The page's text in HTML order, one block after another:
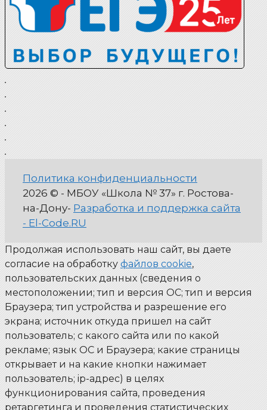
Политика конфиденциальности
2026 © - МБОУ «Школа № 37» г. Ростова-
на-Дону- Разработка и поддержка сайта
- El-Code.RU
Продолжая использовать наш сайт, вы даете
согласие на обработкуфайлов cookie,
пользовательских данных (сведения о
местоположении; тип и версия ОС; тип и версия
Браузера; тип устройства и разрешение его
экрана; источник откуда пришел на сайт
пользователь; с какого сайта или по какой
рекламе; язык ОС и Браузера; какие страницы
открывает и на какие кнопки нажимает
пользователь; ip-адрес) в целях
функционирования сайта, проведения
ретаргетинга и проведения статистических